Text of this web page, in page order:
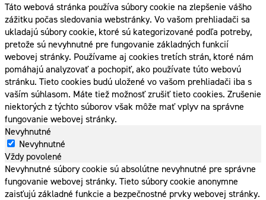
Táto webová stránka používa súbory cookie na zlepšenie vášho
zážitku počas sledovania webstránky. Vo vašom prehliadači sa
ukladajú súbory cookie, ktoré sú kategorizované podľa potreby,
pretože sú nevyhnutné pre fungovanie základných funkcií
webovej stránky. Používame aj cookies tretích strán, ktoré nám
pomáhajú analyzovať a pochopiť, ako používate túto webovú
stránku. Tieto cookies budú uložené vo vašom prehliadači iba s
vaším súhlasom. Máte tiež možnosť zrušiť tieto cookies. Zrušenie
niektorých z týchto súborov však môže mať vplyv na správne
fungovanie webovej stránky.
Nevyhnutné
Nevyhnutné
Vždy povolené
Nevyhnutné súbory cookie sú absolútne nevyhnutné pre správne
fungovanie webovej stránky. Tieto súbory cookie anonymne
zaisťujú základné funkcie a bezpečnostné prvky webovej stránky.